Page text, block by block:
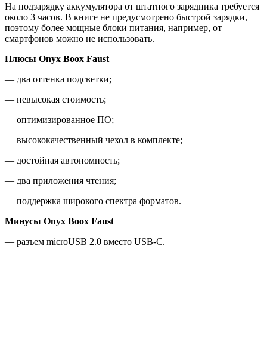
На подзарядку аккумулятора от штатного зарядника требуется
около 3 часов. В книге не предусмотрено быстрой зарядки,
поэтому более мощные блоки питания, например, от
смартфонов можно не использовать.
Плюсы Onyx Boox Faust
— два оттенка подсветки;
— невысокая стоимость;
— оптимизированное ПО;
— высококачественный чехол в комплекте;
— достойная автономность;
— два приложения чтения;
— поддержка широкого спектра форматов.
Минусы Onyx Boox Faust
— разъем microUSB 2.0 вместо USB-C.